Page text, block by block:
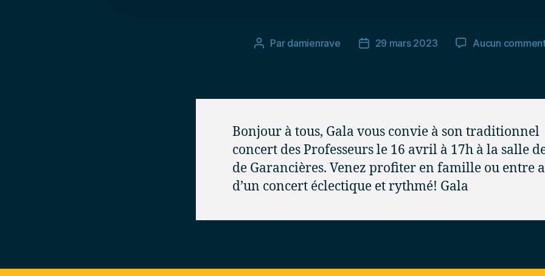
Auteur
Par damienrave
Date29 mars 2023 Aucun
Bonjour à tous, Gala vous convie à son traditionnel
concert des Professeurs le 16 avril à 17h à la salle
de Garancières. Venez profiter en famille ou entre
d’un concert éclectique et rythmé! Gala